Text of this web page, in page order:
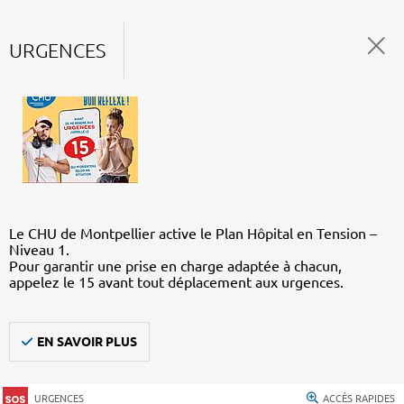
URGENCES
Le CHU de Montpellier active le Plan Hôpital en Tension –
Niveau 1.
Pour garantir une prise en charge adaptée à chacun,
appelez le 15 avant tout déplacement aux urgences.
EN SAVOIR PLUS
URGENCES ACCÈS RAPIDES